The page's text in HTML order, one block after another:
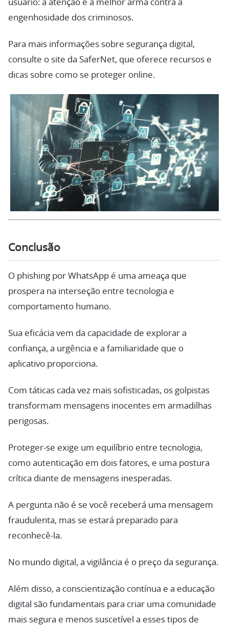
usuário: a atenção é a melhor arma contra a
engenhosidade dos criminosos.
Para mais informações sobre segurança digital,
consulte o site da SaferNet, que oferece recursos e
dicas sobre como se proteger online.
Conclusão
O phishing por WhatsApp é uma ameaça que
prospera na interseção entre tecnologia e
comportamento humano.
Sua eficácia vem da capacidade de explorar a
confiança, a urgência e a familiaridade que o
aplicativo proporciona.
Com táticas cada vez mais sofisticadas, os golpistas
transformam mensagens inocentes em armadilhas
perigosas.
Proteger-se exige um equilíbrio entre tecnologia,
como autenticação em dois fatores, e uma postura
crítica diante de mensagens inesperadas.
A pergunta não é se você receberá uma mensagem
fraudulenta, mas se estará preparado para
reconhecê-la.
No mundo digital, a vigilância é o preço da segurança.
Além disso, a conscientização contínua e a educação
digital são fundamentais para criar uma comunidade
mais segura e menos suscetível a esses tipos de